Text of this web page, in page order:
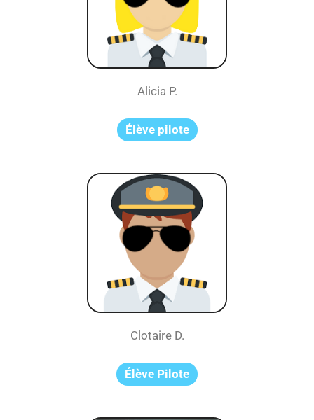
Alicia P.
Élève pilote
Clotaire D.
Élève Pilote